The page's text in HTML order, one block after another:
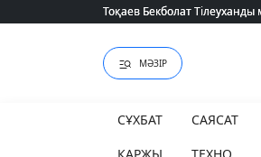
Тоқаев Бекболат
Тоқаев Бекболат
МӘЗІР
СҰХБАТ САЯСАТ